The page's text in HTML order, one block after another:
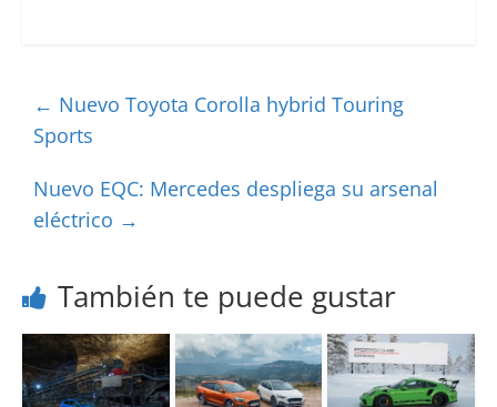
← Nuevo Toyota Corolla hybrid Touring
Sports
Nuevo EQC: Mercedes despliega su arsenal
eléctrico →
También te puede gustar